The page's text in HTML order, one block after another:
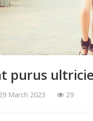
purus
March 2023 29